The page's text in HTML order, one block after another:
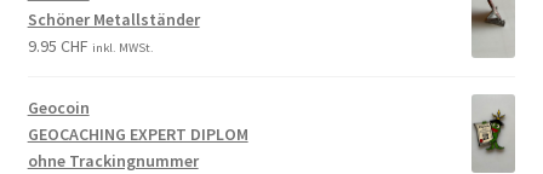
Schöner Metallständer
9.95 CHF inkl. MWSt.
Geocoin
GEOCACHING EXPERT DIPLOM
ohne Trackingnummer